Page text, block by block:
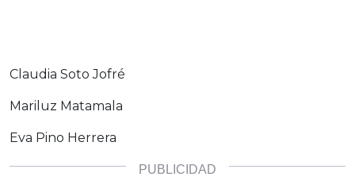
Claudia Soto Jofré
Mariluz Matamala
Eva Pino Herrera